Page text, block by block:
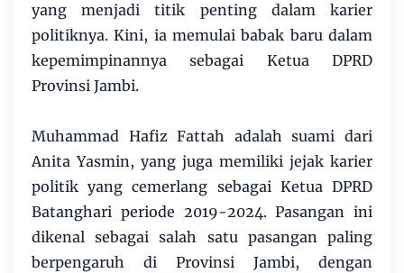
yang menjadi titik penting dalam karier
politiknya. Kini, ia memulai babak baru dalam
kepemimpinannya sebagai Ketua DPRD
Provinsi Jambi.
Muhammad Hafiz Fattah adalah suami dari
Anita Yasmin, yang juga memiliki jejak karier
politik yang cemerlang sebagai Ketua DPRD
Batanghari periode 2019-2024. Pasangan ini
dikenal sebagai salah satu pasangan paling
berpengaruh di Provinsi Jambi, dengan